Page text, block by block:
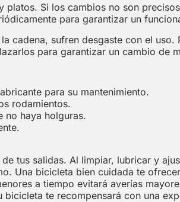
Si los cambios no son
para garantizar un
cadena, sufren desgaste con el uso.
para garantizar un cambio de
para su mantenimiento.
rodamientos.
no haya holguras.
tus salidas. Al limpiar, lubricar y
Una bicicleta bien cuidada te
a tiempo evitará averías
te recompensará con una